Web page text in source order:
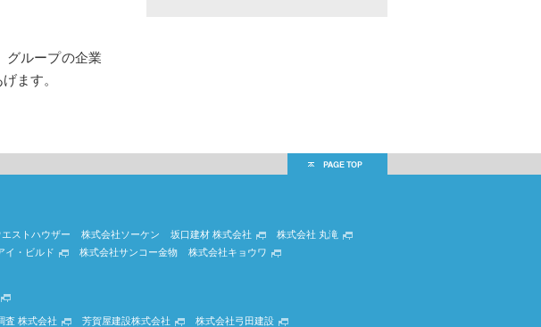
グループの企業
ます。
ストハウザー 株式会社ソーケン 坂口建材 株式会社
株式会社 丸滝
イ・ビルド 株式会社サンコー金物 株式会社キョウワ
査 株式会社 芳賀屋建設株式会社 株式会社弓田建設